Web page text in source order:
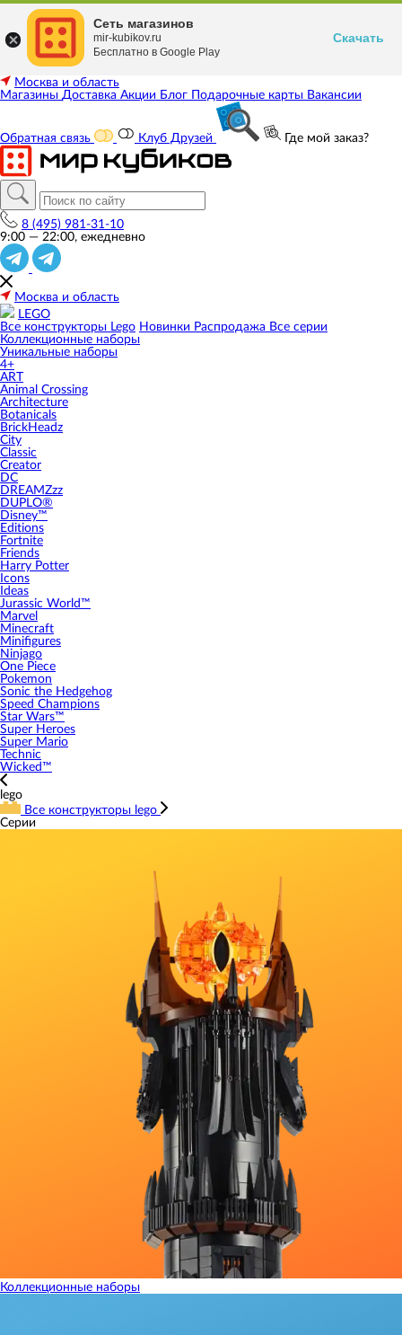
Москва и область
Магазины Доставка Акции Блог Подарочные карты Вакансии
Обратная связь Клуб Друзей Где мой заказ?
8 (495) 981-31-10
9:00 — 22:00, ежедневно
Москва и область
LEGO
Все конструкторы Lego Новинки Распродажа Все серии
Коллекционные наборы
Уникальные наборы
4+
ART
Animal Crossing
Architecture
Botanicals
BrickHeadz
City
Classic
Creator
DC
DREAMZzz
DUPLO®
Disney™
Editions
Fortnite
Friends
Harry Potter
Icons
Ideas
Jurassic World™
Marvel
Minecraft
Minifigures
Ninjago
One Piece
Pokemon
Sonic the Hedgehog
Speed Champions
Star Wars™
Super Heroes
Super Mario
Technic
Wicked™
lego
Все конструкторы lego
Серии
Коллекционные наборы
Сеть магазинов
mir-kubikov.ru
Бесплатно в Google Play
Скачать